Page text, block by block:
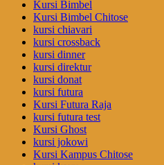
Kursi Bimbel
Kursi Bimbel Chitose
kursi chiavari
kursi crossback
kursi dinner
kursi direktur
kursi donat
kursi futura
Kursi Futura Raja
kursi futura test
Kursi Ghost
kursi jokowi
Kursi Kampus Chitose